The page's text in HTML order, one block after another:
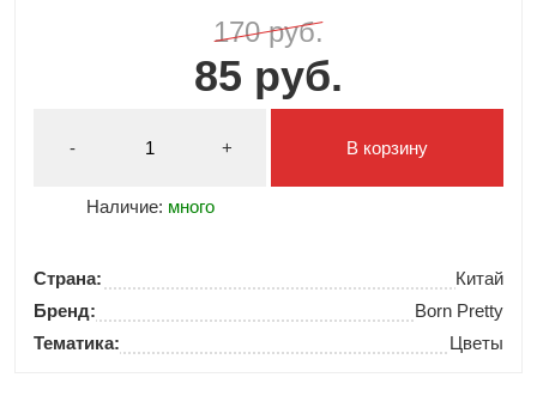
170 руб.
85 руб.
- +
Наличие: много
В корзину
Страна:
Китай
Бренд:
Born Pretty
Тематика:
Цветы